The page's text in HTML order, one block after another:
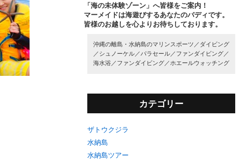
「海の未体験ゾーン」へ皆様をご案内！
マーメイドは海遊びするあなたのバディです。
皆様のお越しを心よりお待ちしております。
沖縄の離島・水納島のマリンスポーツ／ ダイビング
／ シュノーケル／ パラセール／ ファンダイビング／
海水浴／ ファンダイビング／ ホエールウォッチング
カテゴリー
ザトウクジラ
水納島
水納島ツアー